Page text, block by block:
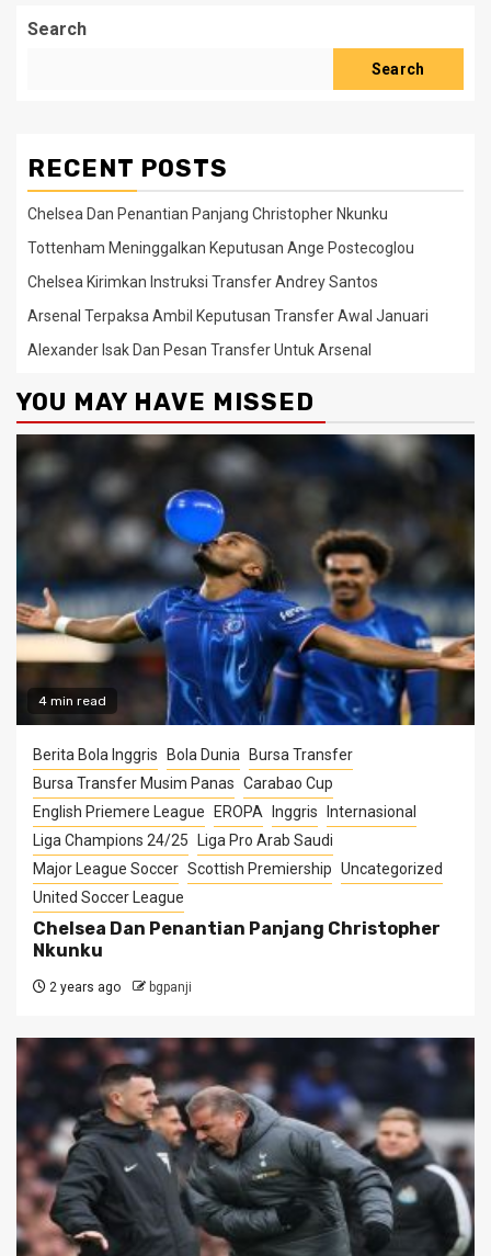
Search
Search
RECENT POSTS
Chelsea Dan Penantian Panjang Christopher Nkunku
Tottenham Meninggalkan Keputusan Ange Postecoglou
Chelsea Kirimkan Instruksi Transfer Andrey Santos
Arsenal Terpaksa Ambil Keputusan Transfer Awal Januari
Alexander Isak Dan Pesan Transfer Untuk Arsenal
YOU MAY HAVE MISSED
4 min read
Berita Bola Inggris Bola Dunia
Bursa Transfer
Bursa Transfer Musim Panas Carabao Cup
English Priemere League
EROPA Inggris
Internasional
Liga Champions 24/25
Liga Pro Arab Saudi
Major League Soccer Scottish Premiership Uncategorized
United Soccer League
Chelsea Dan Penantian Panjang Christopher
Nkunku
2 years ago bgpanji